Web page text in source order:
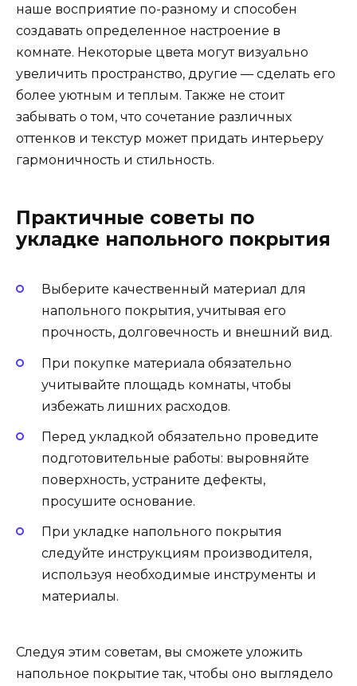
наше восприятие по-разному и способен
создавать определенное настроение в
комнате. Некоторые цвета могут визуально
увеличить пространство, другие — сделать его
более уютным и теплым. Также не стоит
забывать о том, что сочетание различных
оттенков и текстур может придать интерьеру
гармоничность и стильность.
Практичные советы по
укладке напольного покрытия
Выберите качественный материал для
напольного покрытия, учитывая его
прочность, долговечность и внешний вид.
При покупке материала обязательно
учитывайте площадь комнаты, чтобы
избежать лишних расходов.
Перед укладкой обязательно проведите
подготовительные работы: выровняйте
поверхность, устраните дефекты,
просушите основание.
При укладке напольного покрытия
следуйте инструкциям производителя,
используя необходимые инструменты и
материалы.
Следуя этим советам, вы сможете уложить
напольное покрытие так, чтобы оно выглядело